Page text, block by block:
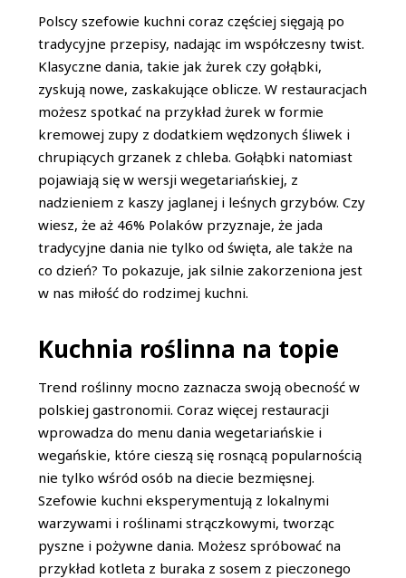
Polscy szefowie kuchni coraz częściej sięgają po
tradycyjne przepisy, nadając im współczesny twist.
Klasyczne dania, takie jak żurek czy gołąbki,
zyskują nowe, zaskakujące oblicze. W restauracjach
możesz spotkać na przykład żurek w formie
kremowej zupy z dodatkiem wędzonych śliwek i
chrupiących grzanek z chleba. Gołąbki natomiast
pojawiają się w wersji wegetariańskiej, z
nadzieniem z kaszy jaglanej i leśnych grzybów. Czy
wiesz, że aż 46% Polaków przyznaje, że jada
tradycyjne dania nie tylko od święta, ale także na
co dzień? To pokazuje, jak silnie zakorzeniona jest
w nas miłość do rodzimej kuchni.
Kuchnia roślinna na topie
Trend roślinny mocno zaznacza swoją obecność w
polskiej gastronomii. Coraz więcej restauracji
wprowadza do menu dania wegetariańskie i
wegańskie, które cieszą się rosnącą popularnością
nie tylko wśród osób na diecie bezmięsnej.
Szefowie kuchni eksperymentują z lokalnymi
warzywami i roślinami strączkowymi, tworząc
pyszne i pożywne dania. Możesz spróbować na
przykład kotleta z buraka z sosem z pieczonego